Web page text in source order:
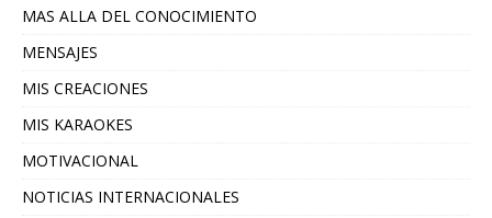
MAS ALLA DEL CONOCIMIENTO
MENSAJES
MIS CREACIONES
MIS KARAOKES
MOTIVACIONAL
NOTICIAS INTERNACIONALES